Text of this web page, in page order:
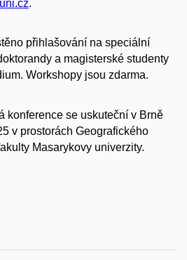
.
přihlašování na speciální
a magisterské studenty
Workshopy jsou zdarma.
konference se uskuteční v Brně
v prostorách Geografického
Masarykovy univerzity.